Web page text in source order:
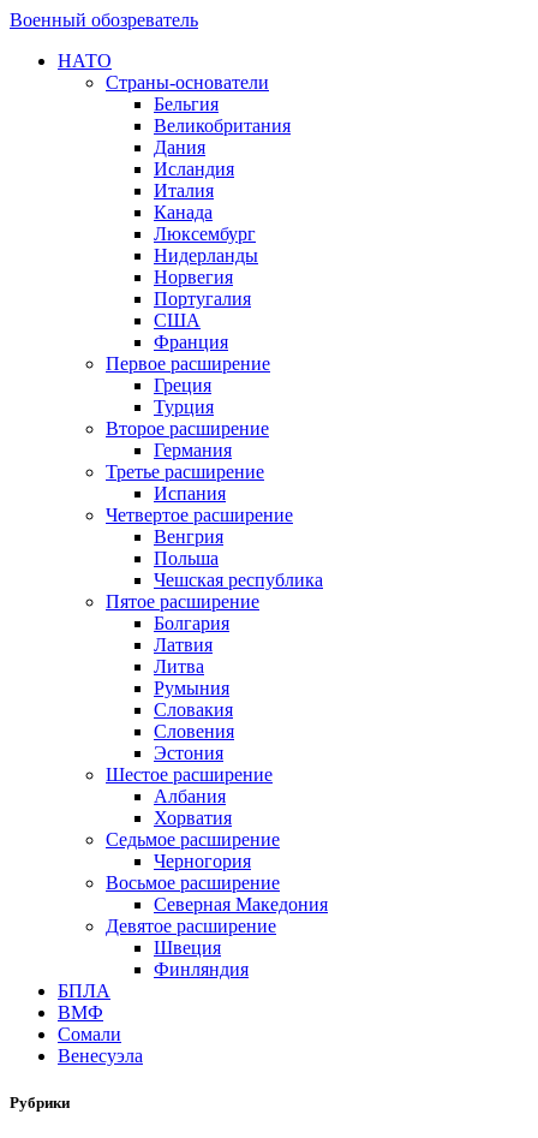
Военный обозреватель
НАТО
Страны-основатели
Бельгия
Великобритания
Дания
Исландия
Италия
Канада
Люксембург
Нидерланды
Норвегия
Португалия
США
Франция
Первое расширение
Греция
Турция
Второе расширение
Германия
Третье расширение
Испания
Четвертое расширение
Венгрия
Польша
Чешская республика
Пятое расширение
Болгария
Латвия
Литва
Румыния
Словакия
Словения
Эстония
Шестое расширение
Албания
Хорватия
Седьмое расширение
Черногория
Восьмое расширение
Северная Македония
Девятое расширение
Швеция
Финляндия
БПЛА
ВМФ
Сомали
Венесуэла
Рубрики